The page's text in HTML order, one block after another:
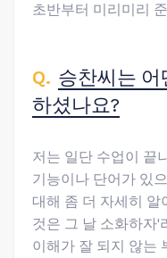
초반부터 미리미리
승찬씨는 어
하셨나요?
저는 일단 수업이 끝
기능이나 단어가 있
대해 좀 더 자세히 알
것은 그 날 소화하자'
이해가 잘 되지 않는